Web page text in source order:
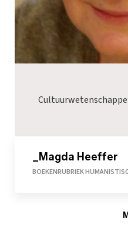
_Magda Heeffer
BOEKENRUBRIEK